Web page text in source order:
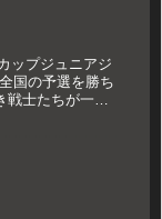
ップジュニアジ
国の予選を勝ち
士たちが一同